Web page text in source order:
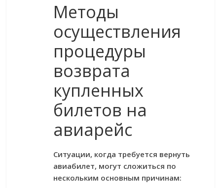
Методы
осуществления
процедуры
возврата
купленных
билетов на
авиарейс
Ситуации, когда требуется вернуть
авиабилет, могут сложиться по
нескольким основным причинам: